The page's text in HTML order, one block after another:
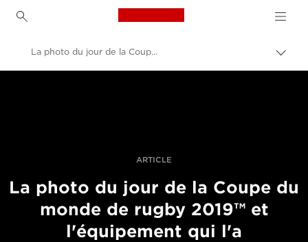
Canon Logo, back to
entre
La photo du jour de la Coupe du monde de rugby par Cameron Spencer
ARTICLE
La photo du jour de la Coupe du
monde de rugby 2019™ et
l'équipement qui l'a